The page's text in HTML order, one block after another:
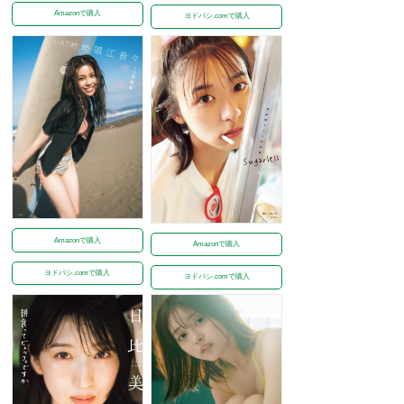
Amazonで購入 ヨドバシ.comで購入
Amazonで購入
ヨドバシ.comで購入
Amazonで購入
ヨドバシ.comで購入